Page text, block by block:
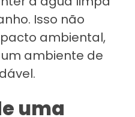
Isso não
ambiental,
ambiente de
uma